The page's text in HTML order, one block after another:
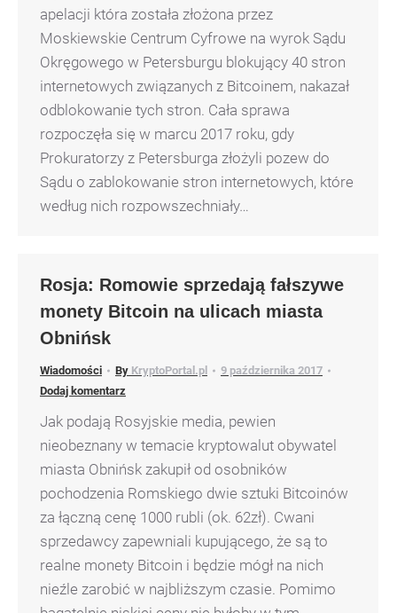
apelacji która została złożona przez
Moskiewskie Centrum Cyfrowe na wyrok Sądu
Okręgowego w Petersburgu blokujący 40 stron
internetowych związanych z Bitcoinem, nakazał
odblokowanie tych stron. Cała sprawa
rozpoczęła się w marcu 2017 roku, gdy
Prokuratorzy z Petersburga złożyli pozew do
Sądu o zablokowanie stron internetowych, które
według nich rozpowszechniały…
Rosja: Romowie sprzedają fałszywe
monety Bitcoin na ulicach miasta
Obnińsk
Wiadomości By KryptoPortal.pl
9 października 2017
Dodaj komentarz
Jak podają Rosyjskie media, pewien
nieobeznany w temacie kryptowalut obywatel
miasta Obnińsk zakupił od osobników
pochodzenia Romskiego dwie sztuki Bitcoinów
za łączną cenę 1000 rubli (ok. 62zł). Cwani
sprzedawcy zapewniali kupującego, że są to
realne monety Bitcoin i będzie mógł na nich
nieźle zarobić w najbliższym czasie. Pomimo